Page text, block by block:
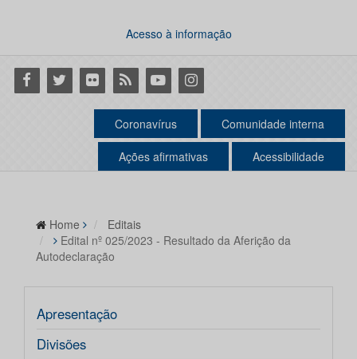
Acesso à informação
Facebook
Twitter Flickr RSS YoutubeInstagram
Coronavírus Comunidade interna
Ações afirmativas Acessibilidade
Home
Editais
Edital nº 025/2023 - Resultado da Aferição da
Autodeclaração
Apresentação
Divisões